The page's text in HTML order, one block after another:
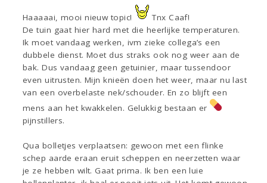
Haaaaai, mooi nieuw topic!
Tnx Caaf!
De tuin gaat hier hard met die heerlijke temperaturen.
Ik moet vandaag werken, ivm zieke collega’s een
dubbele dienst. Moet dus straks ook nog weer aan de
bak. Dus vandaag geen getuinier, maar tussendoor
even uitrusten. Mijn knieën doen het weer, maar nu last
van een overbelaste nek/schouder. En zo blijft een
mens aan het kwakkelen. Gelukkig bestaan er
pijnstillers.
Qua bolletjes verplaatsen: gewoon met een flinke
schep aarde eraan eruit scheppen en neerzetten waar
je ze hebben wilt. Gaat prima. Ik ben een luie